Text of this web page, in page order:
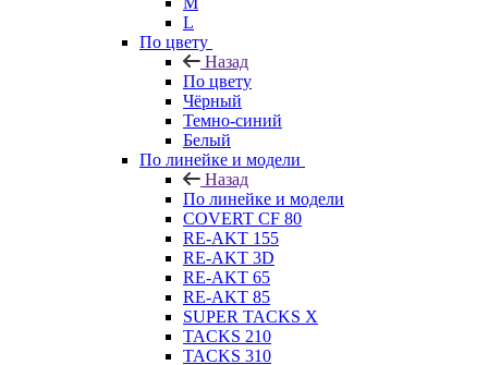
L
По цвету
Назад
По цвету
Чёрный
Темно-синий
Белый
По линейке и модели
Назад
По линейке и модели
COVERT CF 80
RE-AKT 155
RE-AKT 3D
RE-AKT 65
RE-AKT 85
SUPER TACKS X
TACKS 210
TACKS 310